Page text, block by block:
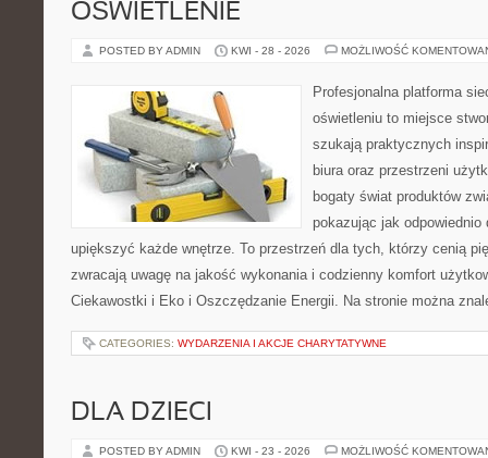
OŚWIETLENIE
POSTED BY ADMIN KWI - 28 - 2026 MOŻLIWOŚĆ
Profesjonalna platforma
oświetleniu to miejsce
szukają praktycznych
biura oraz przestrzeni
bogaty świat produktów
pokazując jak odpowiednio
upiększyć każde wnętrze. To przestrzeń dla tych, którzy cenią
zwracają uwagę na jakość wykonania i codzienny komfort
Ciekawostki i Eko i Oszczędzanie Energii. Na stronie można
CATEGORIES: WYDARZENIA I AKCJE CHARYTATYWNE
DLA DZIECI
POSTED BY ADMIN KWI - 23 - 2026 MOŻLIWOŚĆ